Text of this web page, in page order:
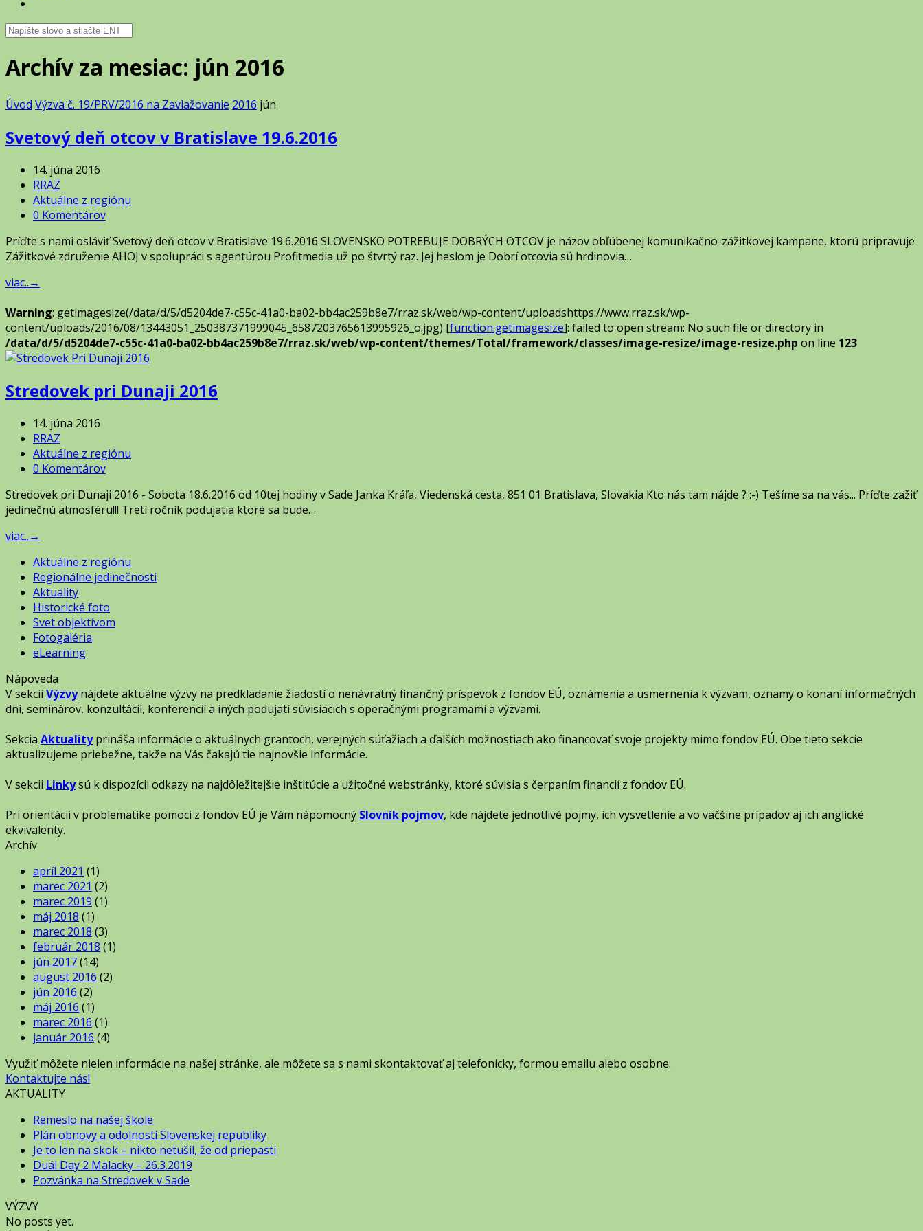
Archív za mesiac: jún 2016
Úvod Výzva č. 19/PRV/2016 na Zavlažovanie 2016 jún
Svetový deň otcov v Bratislave 19.6.2016
14. júna 2016
RRAZ
Aktuálne z regiónu
0 Komentárov
Príďte s nami osláviť Svetový deň otcov v Bratislave 19.6.2016 SLOVENSKO POTREBUJE DOBRÝCH OTCOV je názov obľúbenej komunikačno-zážitkovej kampane, ktorú pripravuje
Zážitkové združenie AHOJ v spolupráci s agentúrou Profitmedia už po štvrtý raz. Jej heslom je Dobrí otcovia sú hrdinovia…
viac..→
Warning: getimagesize(/data/d/5/d5204de7-c55c-41a0-ba02-bb4ac259b8e7/rraz.sk/web/wp-content/uploadshttps://www.rraz.sk/wp-
content/uploads/2016/08/13443051_250387371999045_6587203765613995926_o.jpg) [function.getimagesize]: failed to open stream: No such file or directory in
/data/d/5/d5204de7-c55c-41a0-ba02-bb4ac259b8e7/rraz.sk/web/wp-content/themes/Total/framework/classes/image-resize/image-resize.php on line 123
Stredovek pri Dunaji 2016
14. júna 2016
RRAZ
Aktuálne z regiónu
0 Komentárov
Stredovek pri Dunaji 2016 - Sobota 18.6.2016 od 10tej hodiny v Sade Janka Kráľa, Viedenská cesta, 851 01 Bratislava, Slovakia Kto nás tam nájde ? :-) Tešíme sa na vás... Príďte zažiť
jedinečnú atmosféru!!! Tretí ročník podujatia ktoré sa bude…
viac..→
Aktuálne z regiónu
Regionálne jedinečnosti
Aktuality
Historické foto
Svet objektívom
Fotogaléria
eLearning
Nápoveda
V sekcii Výzvynájdete aktuálne výzvy na predkladanie žiadostí o nenávratný finančný príspevok z fondov EÚ, oznámenia a usmernenia k výzvam, oznamy o konaní informačných
dní, seminárov, konzultácií, konferencií a iných podujatí súvisiacich s operačnými programami a výzvami.
Sekcia Aktualityprináša informácie o aktuálnych grantoch, verejných súťažiach a ďalších možnostiach ako financovať svoje projekty mimo fondov EÚ. Obe tieto sekcie
aktualizujeme priebežne, takže na Vás čakajú tie najnovšie informácie.
V sekcii Linkysú k dispozícii odkazy na najdôležitejšie inštitúcie a užitočné webstránky, ktoré súvisia s čerpaním financií z fondov EÚ.
Pri orientácii v problematike pomoci z fondov EÚ je Vám nápomocný Slovník pojmov, kde nájdete jednotlivé pojmy, ich vysvetlenie a vo väčšine prípadov aj ich anglické
ekvivalenty.
Archív
apríl 2021 (1)
marec 2021 (2)
marec 2019 (1)
máj 2018 (1)
marec 2018 (3)
február 2018 (1)
jún 2017(14)
august 2016 (2)
jún 2016 (2)
máj 2016 (1)
marec 2016 (1)
január 2016 (4)
Využiť môžete nielen informácie na našej stránke, ale môžete sa s nami skontaktovať aj telefonicky, formou emailu alebo osobne.
Kontaktujte nás!
AKTUALITY
Remeslo na našej škole
Plán obnovy a odolnosti Slovenskej republiky
Je to len na skok – nikto netušil, že od priepasti
Duál Day 2 Malacky – 26.3.2019
Pozvánka na Stredovek v Sade
VÝZVY
No posts yet.